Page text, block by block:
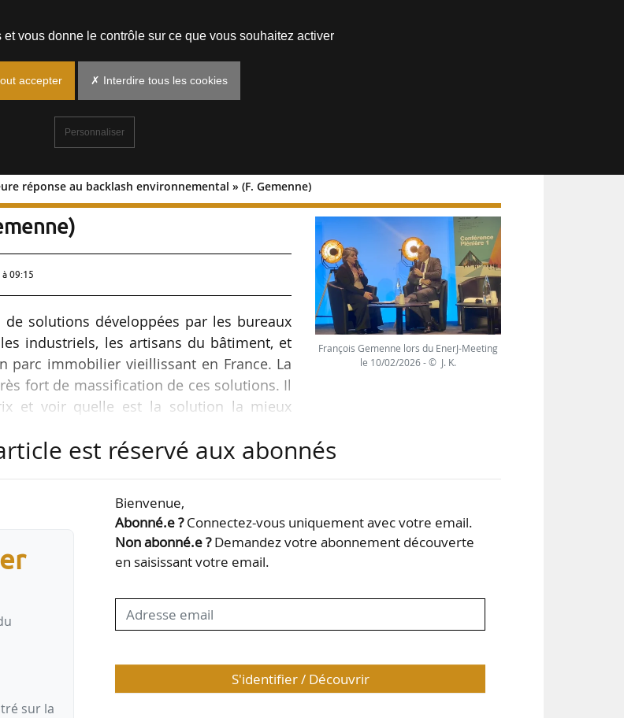
réponse au backlash environnemental » (F. Gemenne)
la meilleure réponse au
09:15
solutions développées par les bureaux
industriels, les artisans du bâtiment, et
parc immobilier vieillissant en France. La
fort de massification de ces solutions. Il
et voir quelle est la solution la mieux
scientifique, lors du EnerJ-Meeting le
de près pour massifier les solutions
François Gemenne lors du EnerJ-Meeting
le 10/02/2026 - © J. K.
est réservé aux abonnés
sur la
Bienvenue,
Abonné.e ?Connectez-vous uniquement avec votre email.
Non abonné.e ?Demandez votre abonnement découverte
en saisissant votre email.
S'identifier / Découvrir
vous donne le contrôle sur ce que vous souhaitez activer
accepter ✗ Interdire tous les cookies
Personnaliser